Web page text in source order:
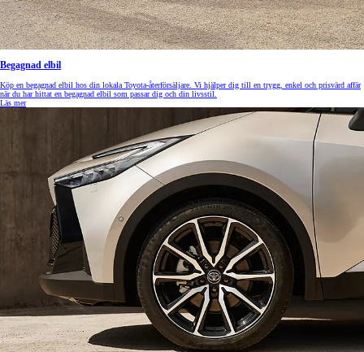
Begagnad elbil
Köp en begagnad elbil hos din lokala Toyota-återförsäljare. Vi hjälper dig till en trygg, enkel och prisvärd affär
när du har hittat en begagnad elbil som passar dig och din livsstil.
Läs mer